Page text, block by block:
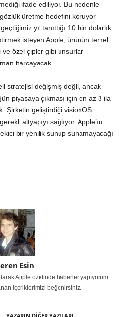
ifade ediliyor. Bu nedenle,
gözlük üretme hedefini koruyor
yıl tanıttığı 10 bin dolarlık
isteyen Apple, ürünün temel
ve özel çipler gibi unsurlar –
harcayacak.
stratejisi değişmiş değil, ancak
piyasaya çıkması için en az 3 ila
Şirketin geliştirdiği visionOS
altyapıyı sağlıyor. Apple’ın
bir yenilik sunup sunamayacağı
Esin
Apple özelinde haberler yapıyorum.
içeriklerimizi beğenirsiniz.
YAZARIN DİĞER YAZILARI